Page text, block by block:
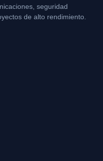
seguridad
de alto rendimiento.